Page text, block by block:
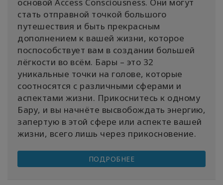
основой Access Cоnsciousness. Они могут
стать отправной точкой большого
путешествия и быть прекрасным
дополнением к вашей жизни, которое
поспособствует вам в создании большей
лёгкости во всём. Бары – это 32
уникальные точки на голове, которые
соотносятся с различными сферами и
аспектами жизни. Прикоснитесь к одному
Бару, и вы начнёте высвобождать энергию,
запертую в этой сфере или аспекте вашей
жизни, всего лишь через прикосновение.
ПОДРОБНЕЕ